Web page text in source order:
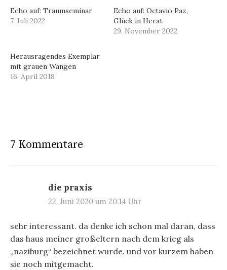
Echo auf: Traumseminar
7. Juli 2022
Echo auf: Octavio Paz,
Glück in Herat
29. November 2022
Herausragendes Exemplar
mit grauen Wangen
16. April 2018
7 Kommentare
die praxis
22. Juni 2020 um 20:14 Uhr
sehr interessant. da denke ich schon mal daran, dass
das haus meiner großeltern nach dem krieg als
„naziburg“ bezeichnet wurde. und vor kurzem haben
sie noch mitgemacht.